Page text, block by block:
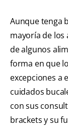
Aunque tenga
mayoría de los
de algunos
forma en que
excepciones a
cuidados
con sus
brackets y su